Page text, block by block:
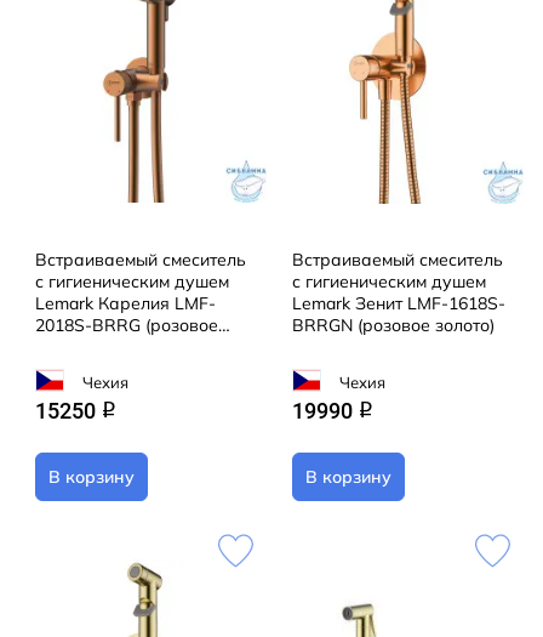
Встраиваемый смеситель
с гигиеническим душем
Lemark Карелия LMF-
2018S-BRRG (розовое
Чехия
15250 q
В корзину
Встраиваемый смеситель
с гигиеническим душем
Lemark Зенит LMF-1618S-
BRRGN (розовое золото)
Чехия
19990 q
В корзину